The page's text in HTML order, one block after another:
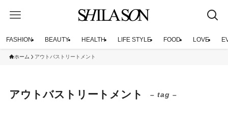
FASHION BEAUTY HEALTH LIFE STYLE FOOD LOVE
ホーム アウトバストリートメント
アウトバストリートメント – tag –